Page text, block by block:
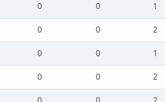
0 0
1
0 0
2
0 0
1
0 0
2